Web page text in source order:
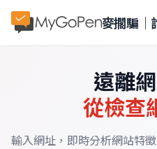
麥擱騙｜
遠離
從檢查
輸入網址，即時分析網站特